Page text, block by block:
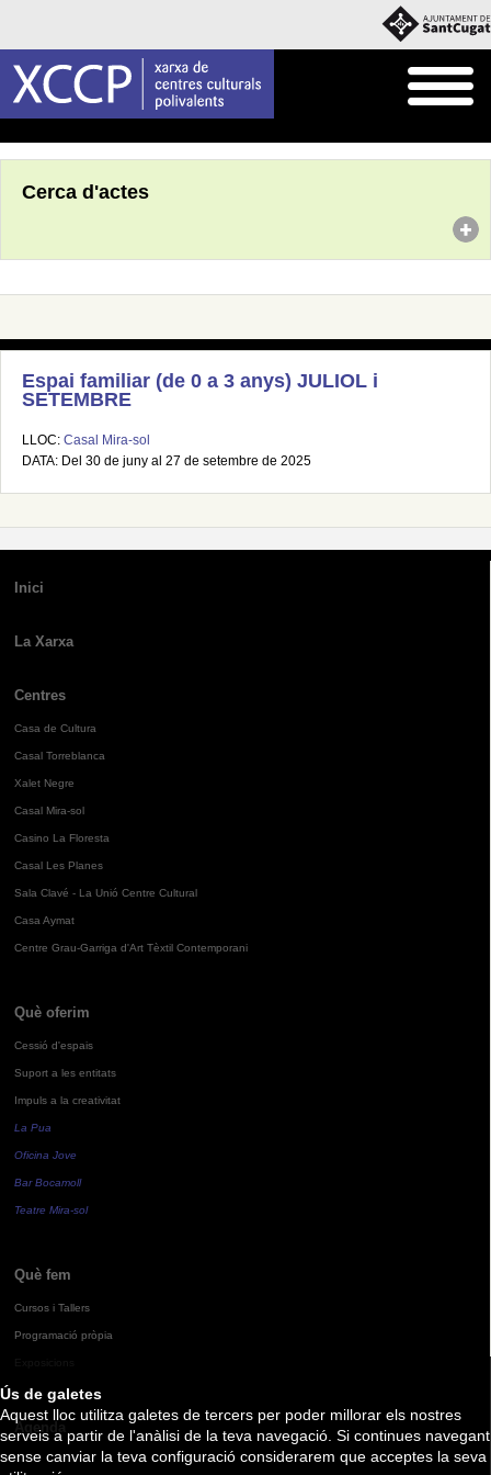
Ús de galetes
Aquest lloc utilitza galetes de tercers per poder millorar els nostres
serveis a partir de l'anàlisi de la teva navegació. Si continues navegant
sense canviar la teva configuració considerarem que acceptes la seva
Cerca d'actes
Espai familiar (de 0 a 3 anys) JULIOL i
SETEMBRE
LLOC: Casal Mira-sol
DATA: Del 30 de juny al 27 de setembre de 2025
Inici
La Xarxa
Centres
Casa de Cultura
Casal Torreblanca
Xalet Negre
Casal Mira-sol
Casino La Floresta
Casal Les Planes
Sala Clavé - La Unió Centre Cultural
Casa Aymat
Centre Grau-Garriga d'Art Tèxtil Contemporani
Què oferim
Cessió d'espais
Suport a les entitats
Impuls a la creativitat
La Pua
Oficina Jove
Bar Bocamoll
Teatre Mira-sol
Què fem
Cursos i Tallers
Programació pròpia
Agenda